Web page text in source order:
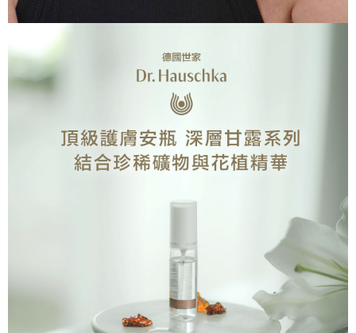
每筆NT$65，滿NT$999(含以上)免運費
999元付款後取貨(7-11)
每筆NT$65，滿NT$999(含以上)免運費
付款後7-11取貨【優惠】
每筆NT$65，滿NT$999(含以上)免運費
999元宅配免運
每筆NT$100，滿NT$999(含以上)免運費